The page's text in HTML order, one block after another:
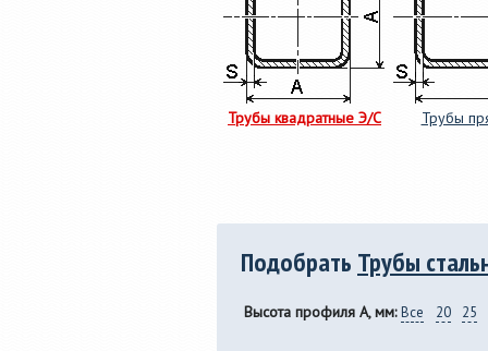
Трубы квадратные Э/С Трубы
Подобрать Трубы
Высота профиля A, мм: Все 20 25